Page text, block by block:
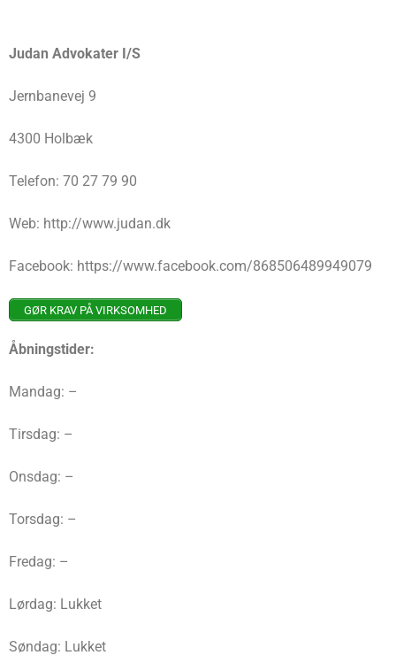
Judan Advokater I/S
Jernbanevej 9
4300 Holbæk
Telefon: 70 27 79 90
Web: http://www.judan.dk
Facebook: https://www.facebook.com/868506489949079
GØR KRAV PÅ VIRKSOMHED
Åbningstider:
Mandag: –
Tirsdag: –
Onsdag: –
Torsdag: –
Fredag: –
Lørdag: Lukket
Søndag: Lukket